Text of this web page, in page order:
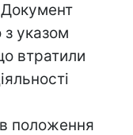
з указом
втратили
положення